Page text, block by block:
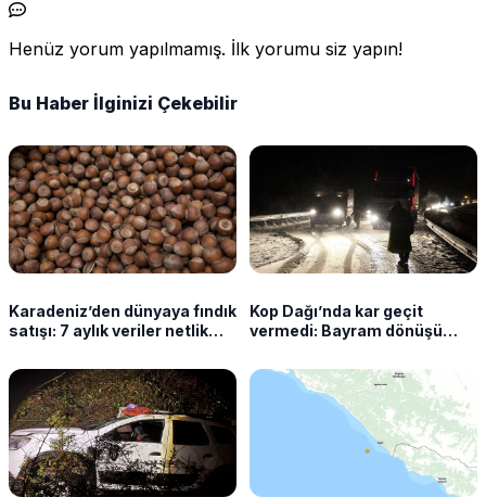
Henüz yorum yapılmamış. İlk yorumu siz yapın!
Bu Haber İlginizi Çekebilir
Karadeniz’den dünyaya fındık
satışı: 7 aylık veriler netlik
Kop Dağı’nda kar geçit
vermedi: Bayram dönüşü